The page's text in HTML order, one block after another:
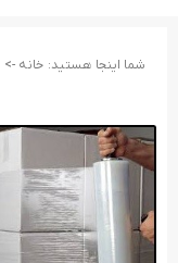
شما اینجا هستید: خانه ->